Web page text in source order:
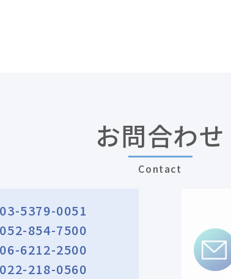
お問合わせ
Contact
03-5379-0051
052-854-7500
06-6212-2500
022-218-0560